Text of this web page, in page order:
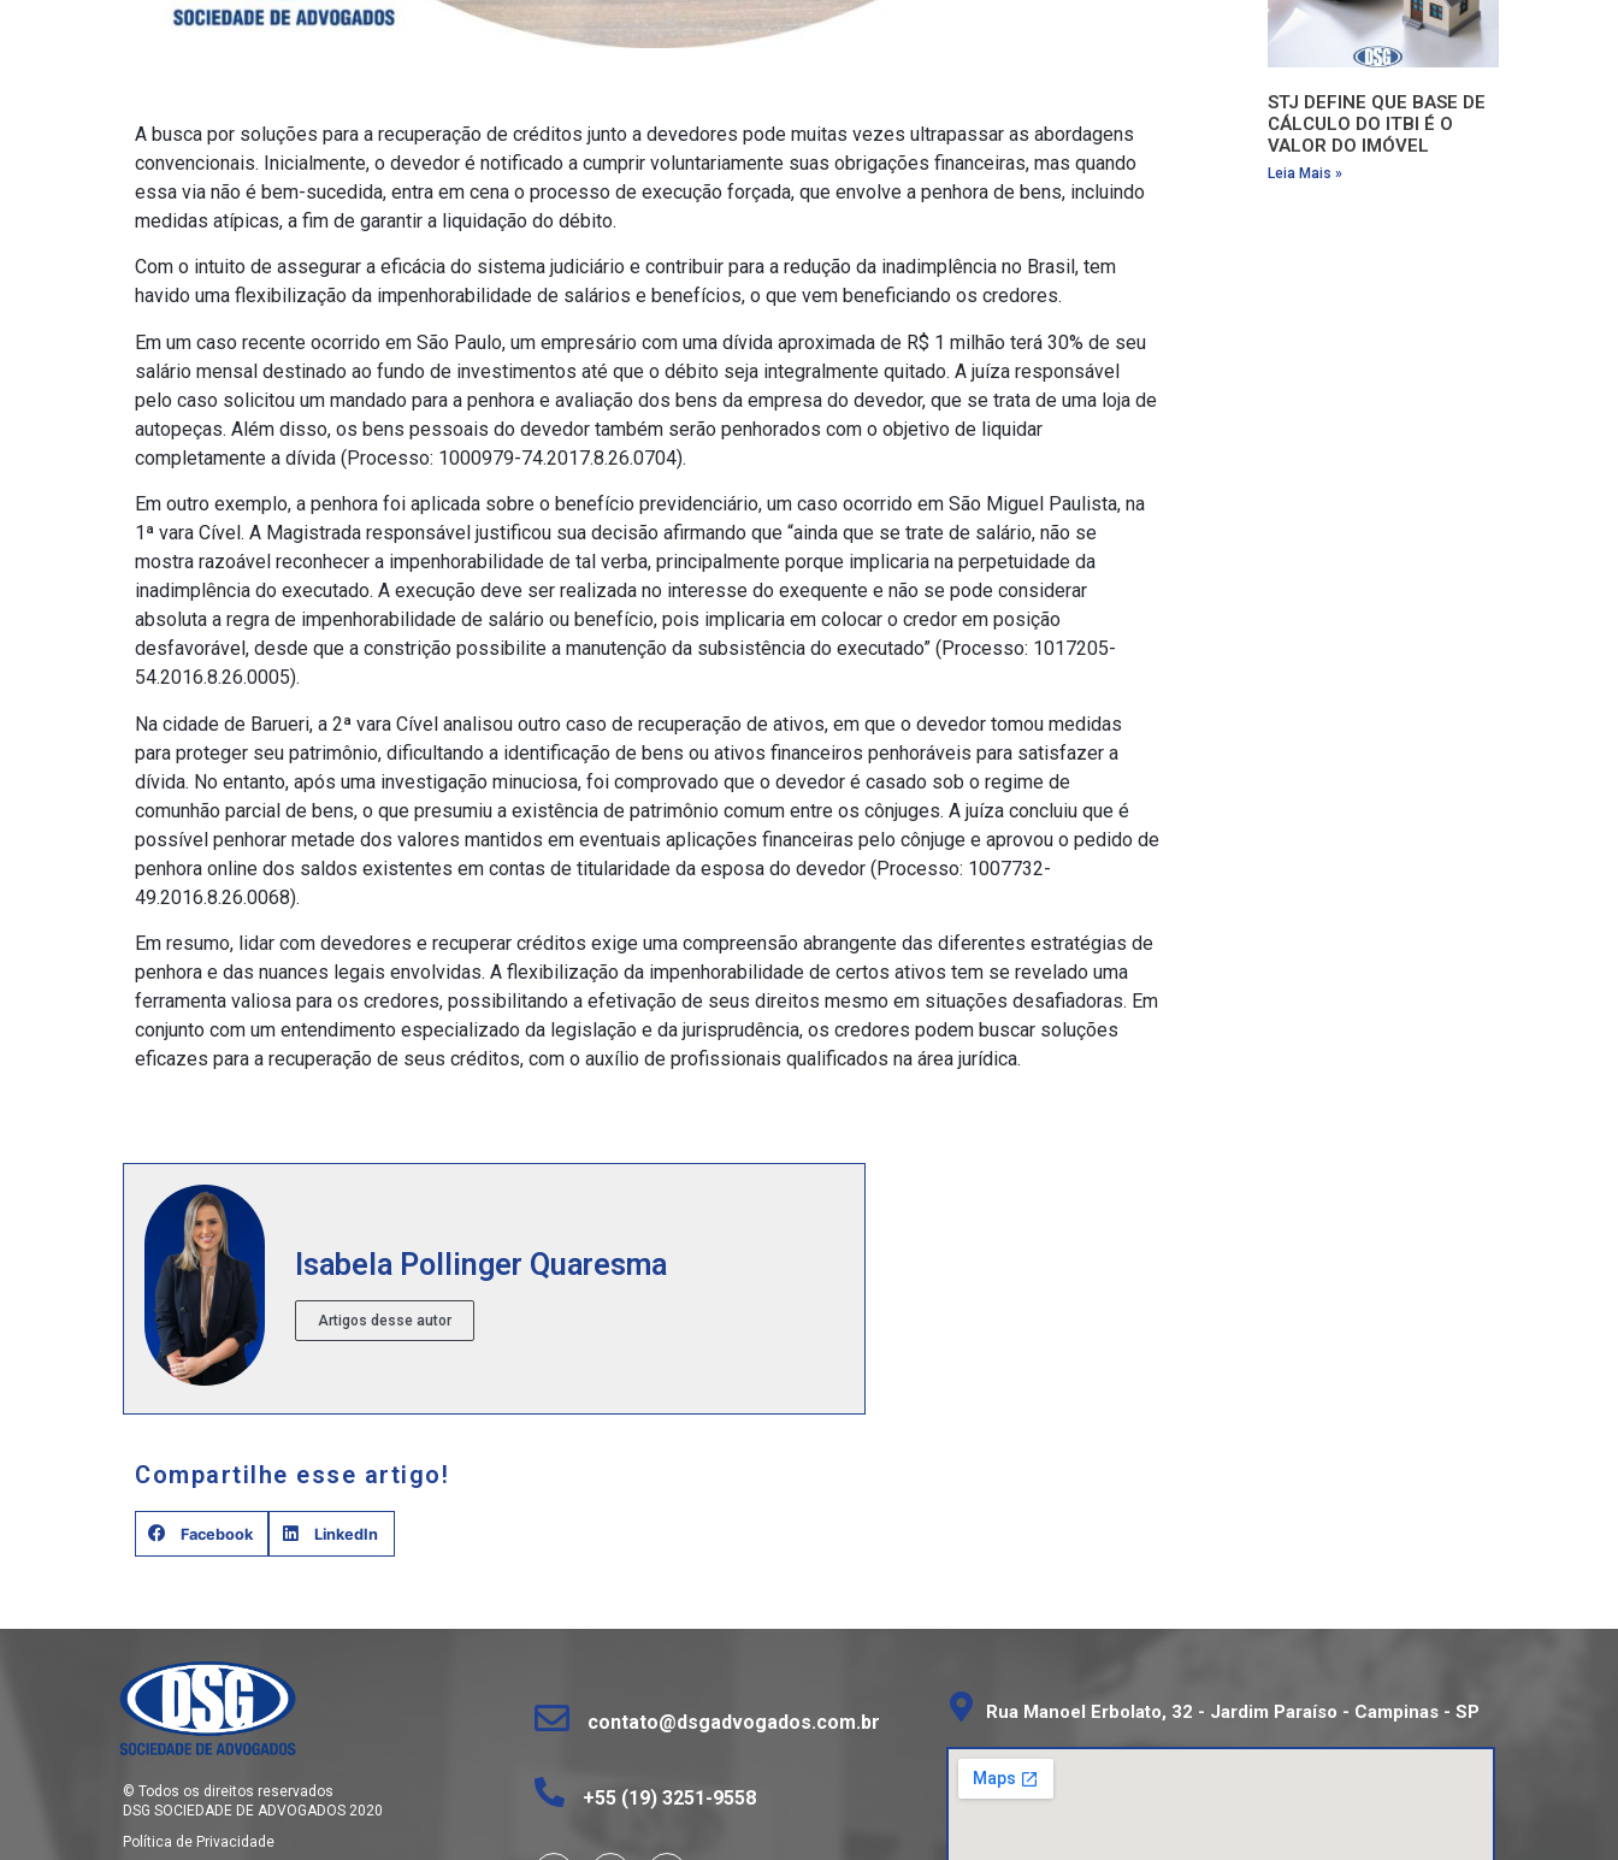
A busca por soluções para a recuperação de créditos junto a devedores pode muitas vezes ultrapassar as abordagens
convencionais. Inicialmente, o devedor é notificado a cumprir voluntariamente suas obrigações financeiras, mas quando
essa via não é bem-sucedida, entra em cena o processo de execução forçada, que envolve a penhora de bens, incluindo
medidas atípicas, a fim de garantir a liquidação do débito.
Com o intuito de assegurar a eficácia do sistema judiciário e contribuir para a redução da inadimplência no Brasil, tem
havido uma flexibilização da impenhorabilidade de salários e benefícios, o que vem beneficiando os credores.
Em um caso recente ocorrido em São Paulo, um empresário com uma dívida aproximada de R$ 1 milhão terá 30% de seu
salário mensal destinado ao fundo de investimentos até que o débito seja integralmente quitado. A juíza responsável
pelo caso solicitou um mandado para a penhora e avaliação dos bens da empresa do devedor, que se trata de uma loja de
autopeças. Além disso, os bens pessoais do devedor também serão penhorados com o objetivo de liquidar
completamente a dívida (Processo: 1000979-74.2017.8.26.0704).
Em outro exemplo, a penhora foi aplicada sobre o benefício previdenciário, um caso ocorrido em São Miguel Paulista, na
1ª vara Cível. A Magistrada responsável justificou sua decisão afirmando que “ainda que se trate de salário, não se
mostra razoável reconhecer a impenhorabilidade de tal verba, principalmente porque implicaria na perpetuidade da
inadimplência do executado. A execução deve ser realizada no interesse do exequente e não se pode considerar
absoluta a regra de impenhorabilidade de salário ou benefício, pois implicaria em colocar o credor em posição
desfavorável, desde que a constrição possibilite a manutenção da subsistência do executado” (Processo: 1017205-
54.2016.8.26.0005).
Na cidade de Barueri, a 2ª vara Cível analisou outro caso de recuperação de ativos, em que o devedor tomou medidas
para proteger seu patrimônio, dificultando a identificação de bens ou ativos financeiros penhoráveis para satisfazer a
dívida. No entanto, após uma investigação minuciosa, foi comprovado que o devedor é casado sob o regime de
comunhão parcial de bens, o que presumiu a existência de patrimônio comum entre os cônjuges. A juíza concluiu que é
possível penhorar metade dos valores mantidos em eventuais aplicações financeiras pelo cônjuge e aprovou o pedido de
penhora online dos saldos existentes em contas de titularidade da esposa do devedor (Processo: 1007732-
49.2016.8.26.0068).
Em resumo, lidar com devedores e recuperar créditos exige uma compreensão abrangente das diferentes estratégias de
penhora e das nuances legais envolvidas. A flexibilização da impenhorabilidade de certos ativos tem se revelado uma
ferramenta valiosa para os credores, possibilitando a efetivação de seus direitos mesmo em situações desafiadoras. Em
conjunto com um entendimento especializado da legislação e da jurisprudência, os credores podem buscar soluções
eficazes para a recuperação de seus créditos, com o auxílio de profissionais qualificados na área jurídica.
STJ DEFINE QUE BASE DE
CÁLCULO DO ITBI É O
VALOR DO IMÓVEL
Leia Mais »
Isabela Pollinger Quaresma
Artigos desse autor
Compartilhe esse artigo!
Facebook LinkedIn
© Todos os direitos reservados
DSG SOCIEDADE DE ADVOGADOS 2020
Política de Privacidade
contato@dsgadvogados.com.br
+55 (19) 3251-9558
Rua Manoel Erbolato, 32 - Jardim Paraíso - Campinas - SP